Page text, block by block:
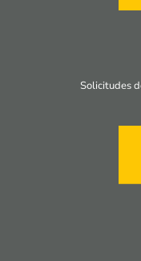
Solicitudes